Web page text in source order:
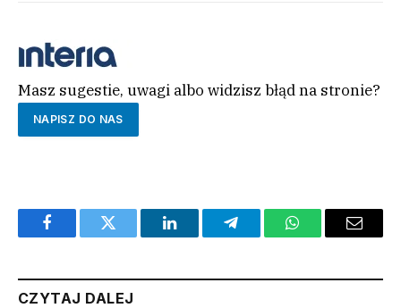
Masz sugestie, uwagi albo widzisz błąd na stronie?
NAPISZ DO NAS
FacebookTwitter LinkedInTelegramWhatsAppEmail
CZYTAJ DALEJ